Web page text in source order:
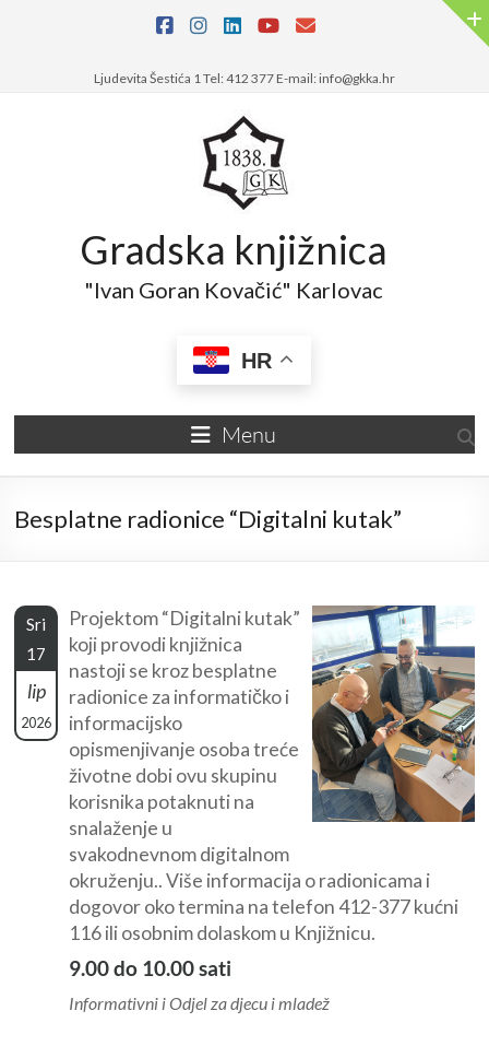
Ljudevita Šestića 1 Tel: 412 377 E-mail: info@gkka.hr
Gradska knjižnica
"Ivan Goran Kovačić" Karlovac
HR
Menu
Besplatne radionice “Digitalni kutak”
Sri
17
lip
2026
Projektom “Digitalni kutak”
koji provodi knjižnica
nastoji se kroz besplatne
radionice za informatičko i
informacijsko
opismenjivanje osoba treće
životne dobi ovu skupinu
korisnika potaknuti na
snalaženje u
svakodnevnom digitalnom
okruženju.. Više informacija o radionicama i
dogovor oko termina na telefon 412-377 kućni
116 ili osobnim dolaskom u Knjižnicu.
9.00 do 10.00 sati
Informativni i Odjel za djecu i mladež